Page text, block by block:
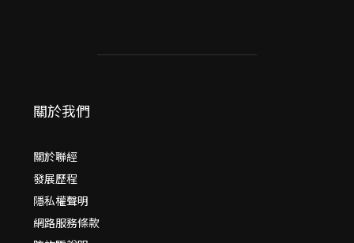
關於我們
關於聯經
發展歷程
隱私權聲明
網路服務條款